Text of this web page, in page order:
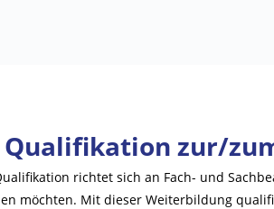
Qualifikation zur/
richtet sich an Fach- und
möchten. Mit dieser Weiterbildung